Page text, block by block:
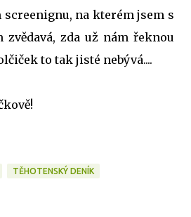
na kterém jsem s
zvědavá, zda už nám řeknou
to tak jisté nebývá....
TĚHOTENSKÝ DENÍK